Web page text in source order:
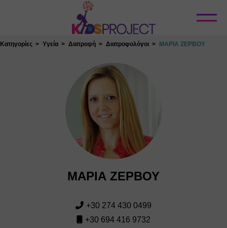
Κλείσιμο
Κατηγορίες Υγεία Διατροφή Διατροφολόγοι ΜΑΡΙΑ ΖΕΡΒΟΥ
ΜΑΡΙΑ ΖΕΡΒΟΥ
+30 274 430 0499
+30 694 416 9732